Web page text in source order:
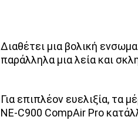
Διαθέτει μια βολική
παράλληλα μια λεία και
Για επιπλέον ευελιξία, τα
NE-C900 CompAir Pro